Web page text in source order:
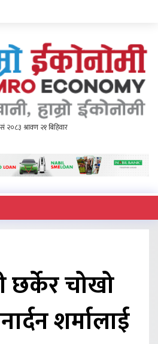
छर्केर चोखो
शर्मालाई